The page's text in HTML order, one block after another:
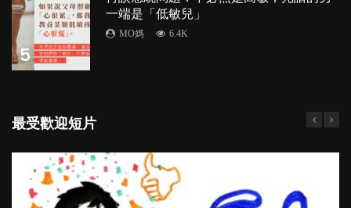
5
一端是「低敏兒」
MO媽 6.4K
最受歡迎短片